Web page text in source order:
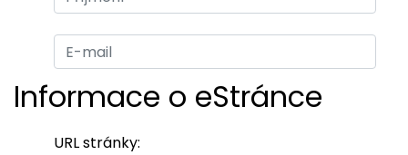
Informace o eStránce
URL stránky: